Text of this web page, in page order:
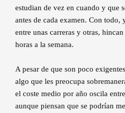
estudian de vez en cuando y que
antes de cada examen. Con todo,
entre unas carreras y otras,
horas a la semana.
A pesar de que son poco
algo que les preocupa
el coste medio por año oscila
aunque piensan que se podrían